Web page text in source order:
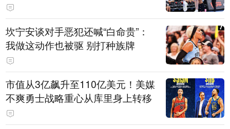
坎宁安谈对手恶犯还喊“白命贵”：
我做这动作也被驱 别打种族牌
市值从3亿飙升至110亿美元！美媒
不爽勇士战略重心从库里身上转移